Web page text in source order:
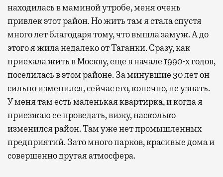
находилась в маминой утробе, меня очень
привлек этот район. Но жить там я стала спустя
много лет благодаря тому, что вышла замуж. А до
этого я жила недалеко от Таганки. Сразу, как
приехала жить в Москву, еще в начале 1990-х годов,
поселилась в этом районе. За минувшие 30 лет он
сильно изменился, сейчас его, конечно, не узнать.
У меня там есть маленькая квартирка, и когда я
приезжаю ее проведать, вижу, насколько
изменился район. Там уже нет промышленных
предприятий. Зато много парков, красивые дома и
совершенно другая атмосфера.